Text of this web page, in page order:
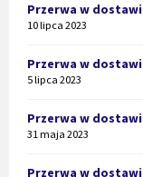
Przerwa w
10 lipca 2023
Przerwa w
5 lipca 2023
Przerwa w
31 maja 2023
Przerwa w